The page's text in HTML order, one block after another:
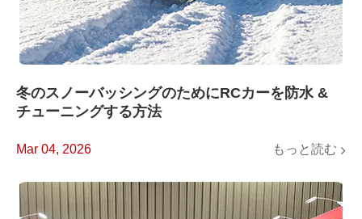
冬のスノーバッシングのためにRCカーを防水 &
チューニングする方法
Mar 04, 2026 もっと読む